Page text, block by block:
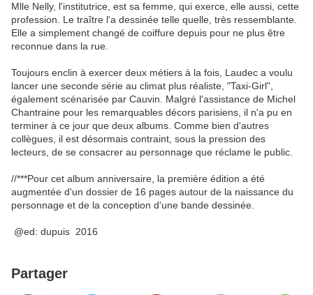
Mlle Nelly, l'institutrice, est sa femme, qui exerce, elle aussi, cette
profession. Le traître l'a dessinée telle quelle, très ressemblante.
Elle a simplement changé de coiffure depuis pour ne plus être
reconnue dans la rue.
Toujours enclin à exercer deux métiers à la fois, Laudec a voulu
lancer une seconde série au climat plus réaliste, "Taxi-Girl",
également scénarisée par Cauvin. Malgré l'assistance de Michel
Chantraine pour les remarquables décors parisiens, il n'a pu en
terminer à ce jour que deux albums. Comme bien d'autres
collègues, il est désormais contraint, sous la pression des
lecteurs, de se consacrer au personnage que réclame le public.
//***Pour cet album anniversaire, la première édition a été
augmentée d'un dossier de 16 pages autour de la naissance du
personnage et de la conception d'une bande dessinée.
@ed: dupuis 2016
Partager